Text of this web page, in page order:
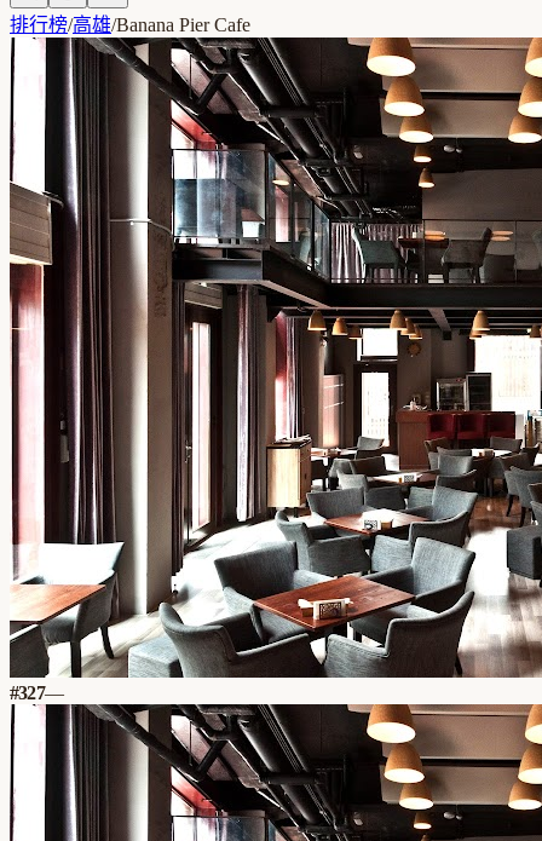
排行榜/高雄/Banana Pier Cafe
#327—